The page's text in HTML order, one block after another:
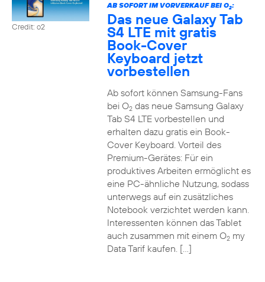
Credit: o2
AB SOFORT IM VORVERKAUF BEI O2:
Das neue Galaxy Tab
S4 LTE mit gratis
Book-Cover
Keyboard jetzt
vorbestellen
Ab sofort können Samsung-Fans
bei O2das neue Samsung Galaxy
Tab S4 LTE vorbestellen und
erhalten dazu gratis ein Book-
Cover Keyboard. Vorteil des
Premium-Gerätes: Für ein
produktives Arbeiten ermöglicht es
eine PC-ähnliche Nutzung, sodass
unterwegs auf ein zusätzliches
Notebook verzichtet werden kann.
Interessenten können das Tablet
auch zusammen mit einem O2my
Data Tarif kaufen. […]